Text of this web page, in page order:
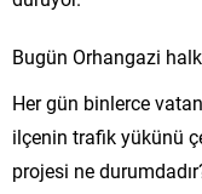
Bugün Orhangazi
Her gün binlerce
ilçenin trafik yükünü
projesi ne